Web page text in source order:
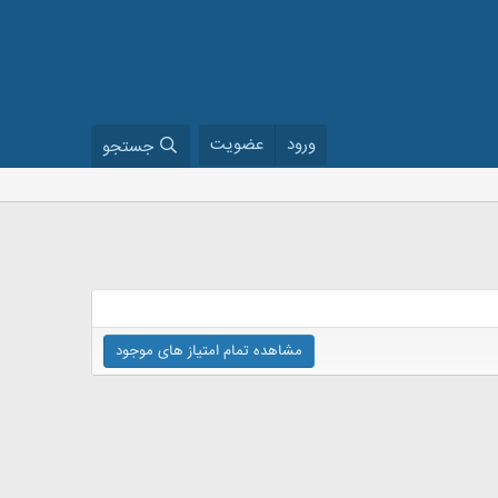
ورود عضویت جستجو
مشاهده تمام امتیاز های موجود